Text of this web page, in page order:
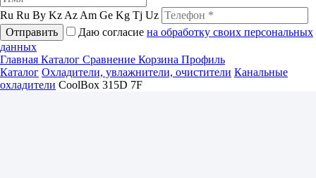
Ru Ru By Kz Az Am Ge Kg Tj Uz
Отправить
Даю согласие на обработку своих персональных
данных
Главная Каталог Сравнение Корзина Профиль
Каталог Охладители, увлажнители, очистители Канальные
охладители CoolBox 315D 7F